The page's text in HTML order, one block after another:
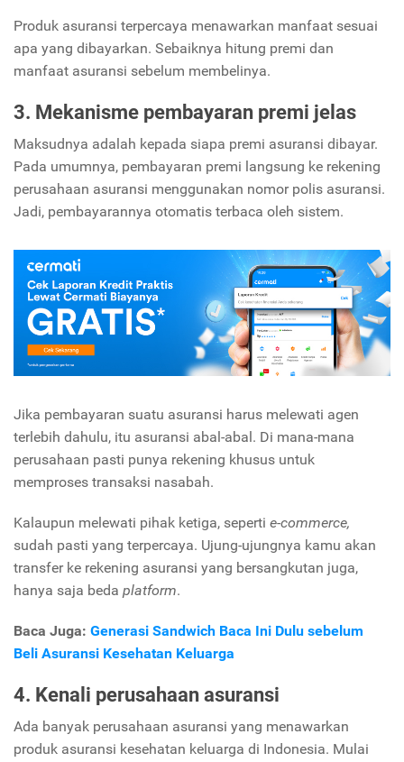
Produk asuransi terpercaya menawarkan manfaat sesuai
apa yang dibayarkan. Sebaiknya hitung premi dan
manfaat asuransi sebelum membelinya.
3. Mekanisme pembayaran premi jelas
Maksudnya adalah kepada siapa premi asuransi dibayar.
Pada umumnya, pembayaran premi langsung ke rekening
perusahaan asuransi menggunakan nomor polis asuransi.
Jadi, pembayarannya otomatis terbaca oleh sistem.
Jika pembayaran suatu asuransi harus melewati agen
terlebih dahulu, itu asuransi abal-abal. Di mana-mana
perusahaan pasti punya rekening khusus untuk
memproses transaksi nasabah.
Kalaupun melewati pihak ketiga, seperti e-commerce,
sudah pasti yang terpercaya. Ujung-ujungnya kamu akan
transfer ke rekening asuransi yang bersangkutan juga,
hanya saja beda platform.
Baca Juga: Generasi Sandwich Baca Ini Dulu sebelum
Beli Asuransi Kesehatan Keluarga
4. Kenali perusahaan asuransi
Ada banyak perusahaan asuransi yang menawarkan
produk asuransi kesehatan keluarga di Indonesia. Mulai